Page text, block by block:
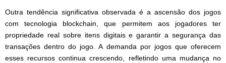
Outra tendência significativa observada é a ascensão dos jogos
com tecnologia blockchain, que permitem aos jogadores ter
propriedade real sobre itens digitais e garantir a segurança das
transações dentro do jogo. A demanda por jogos que oferecem
esses recursos continua crescendo, refletindo uma mudança no